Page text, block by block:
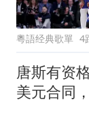
粵語经典歌單 4
唐斯有资
美元合同